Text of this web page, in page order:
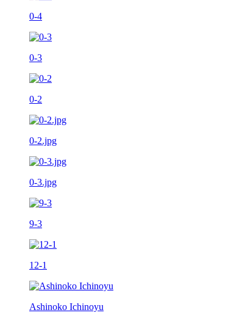
0-4
0-3
0-2
0-2.jpg
0-3.jpg
9-3
12-1
Ashinoko Ichinoyu